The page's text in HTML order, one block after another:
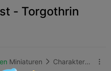
- Torgothrin
Miniaturen  Charaktere & Kreaturen 